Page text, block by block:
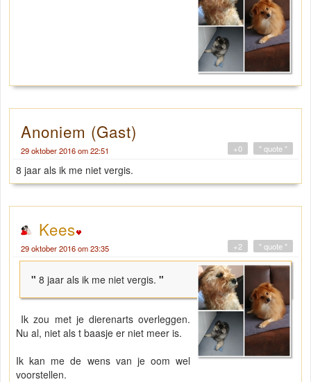
Anoniem (Gast)
29 oktober 2016 om 22:51 " quote "
+0
8 jaar als ik me niet vergis.
Kees
29 oktober 2016 om 23:35 " quote "
+2
" 8 jaar als ik me niet vergis. "
Ik zou met je dierenarts overleggen.
Nu al, niet als t baasje er niet meer is.
Ik kan me de wens van je oom wel
voorstellen.